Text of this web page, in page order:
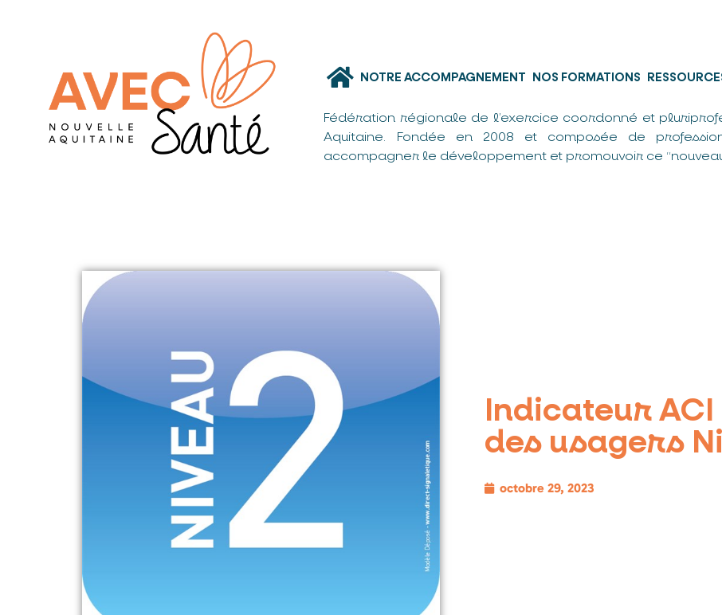
NOTRE ACCOMPAGNEMENT NOS FORMATIONS
Fédération régionale de l’exercice coordonné et
Aquitaine. Fondée en 2008 et composée de
accompagner le développement et promouvoir ce
Indicateur
des usagers
octobre 29, 2023